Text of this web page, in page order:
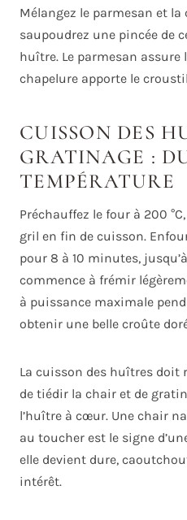
Mélangez le parmesan et la
saupoudrez une pincée de
huître. Le parmesan assure
chapelure apporte le
CUISSON DES
GRATINAGE :
TEMPÉRATURE
Préchauffez le four à 200
gril en fin de cuisson.
pour 8 à 10 minutes,
commence à frémir
à puissance maximale
obtenir une belle croûte
La cuisson des huîtres doit
de tiédir la chair et de
l’huître à cœur. Une chair
au toucher est le signe
elle devient dure,
intérêt.